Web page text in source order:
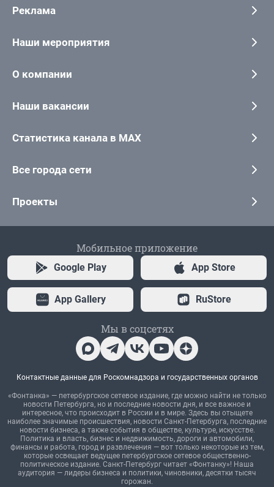
Реклама
Наши мероприятия
О компании
Наши вакансии
Статистика канала в MAX
Все города сети
Проекты
Мобильное приложение
Google Play App Store
App Gallery RuStore
Мы в соцсетях
Контактные данные для Роскомнадзора и государственных органов
«Фонтанка» — петербургское сетевое издание, где можно найти не только
новости Петербурга, но и последние новости дня, и все важное и
интересное, что происходит в России и в мире. Здесь вы отыщете
наиболее значимые происшествия, новости Санкт-Петербурга, последние
новости бизнеса, а также события в обществе, культуре, искусстве.
Политика и власть, бизнес и недвижимость, дороги и автомобили,
финансы и работа, город и развлечения — вот только некоторые из тем,
которые освещает ведущее петербургское сетевое общественно-
политическое издание. Санкт-Петербург читает «Фонтанку»! Наша
аудитория — лидеры бизнеса и политики, чиновники, десятки тысяч
горожан.